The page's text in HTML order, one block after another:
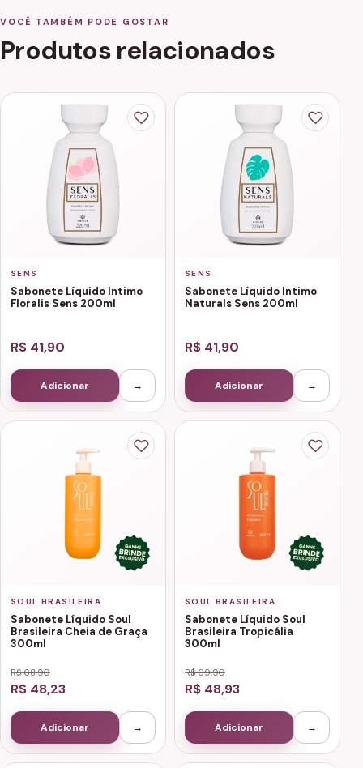
VOCÊ TAMBÉM PODE GOSTAR
Produtos relacionados
SENS
Sabonete Líquido Intimo
Floralis Sens 200ml
R$ 41,90
Adicionar →
SENS
Sabonete Líquido Intimo
Naturals Sens 200ml
R$ 41,90
Adicionar →
SOUL BRASILEIRA
Sabonete Líquido Soul
Brasileira Cheia de Graça
300ml
R$ 68,90
R$ 48,23
Adicionar →
SOUL BRASILEIRA
Sabonete Líquido Soul
Brasileira Tropicália
300ml
R$ 69,90
R$ 48,93
Adicionar →